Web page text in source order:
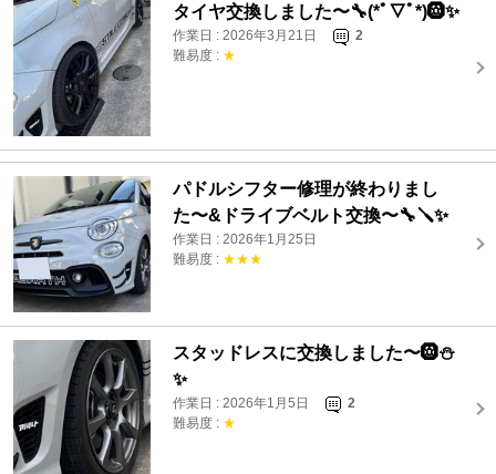
タイヤ交換しました〜🔧(*ﾟ▽ﾟ*)🛞✨
作業日 : 2026年3月21日
2
難易度 : ★
パドルシフター修理が終わりまし
た〜&ドライブベルト交換〜🔧🪛✨
作業日 : 2026年1月25日
難易度 : ★★★
スタッドレスに交換しました〜🛞⛄️
✨
作業日 : 2026年1月5日
2
難易度 : ★